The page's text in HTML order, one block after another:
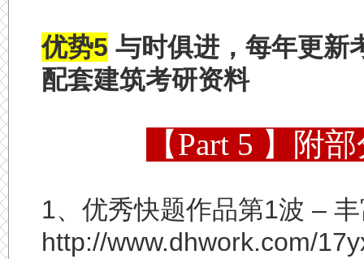
优势5 与时俱进，每年更新
配套建筑考研资料
【Part 5 】附
1、优秀快题作品第1波 –
http://www.dhwork.com/